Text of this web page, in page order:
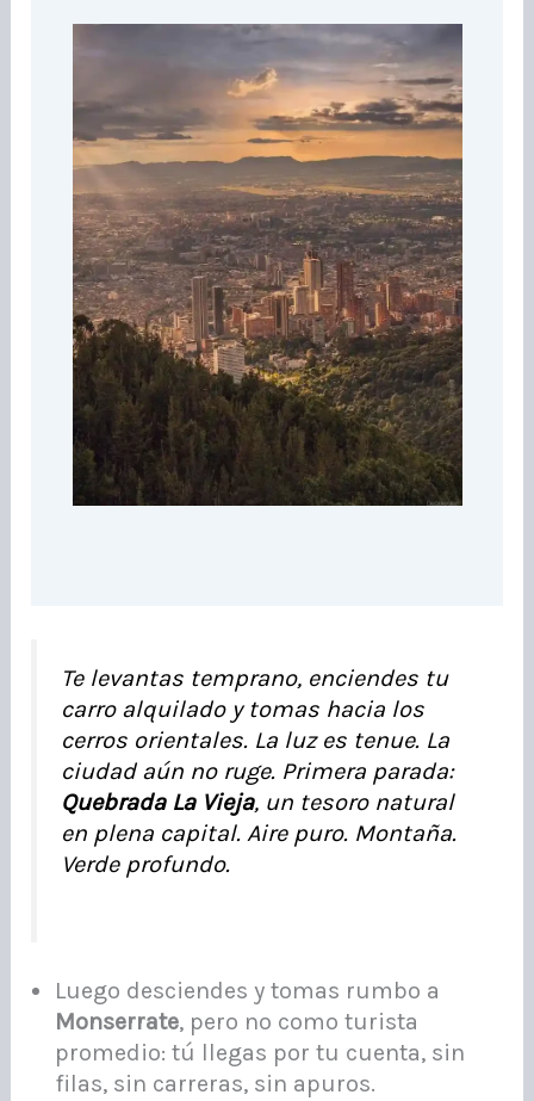
Te levantas temprano, enciendes tu
carro alquilado y tomas hacia los
cerros orientales. La luz es tenue. La
ciudad aún no ruge. Primera parada:
Quebrada La Vieja, un tesoro natural
en plena capital. Aire puro. Montaña.
Verde profundo.
Luego desciendes y tomas rumbo a
Monserrate, pero no como turista
promedio: tú llegas por tu cuenta, sin
filas, sin carreras, sin apuros.